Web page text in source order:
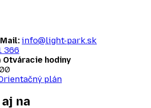
Mail: info@light-park.sk
366
Otváracie hodiny
plán
na